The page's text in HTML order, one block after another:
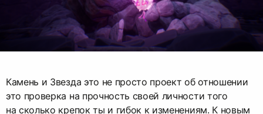
Камень и Звезда это не просто проект об отношении
это проверка на прочность своей личности того
на сколько крепок ты и гибок к изменениям. К новым